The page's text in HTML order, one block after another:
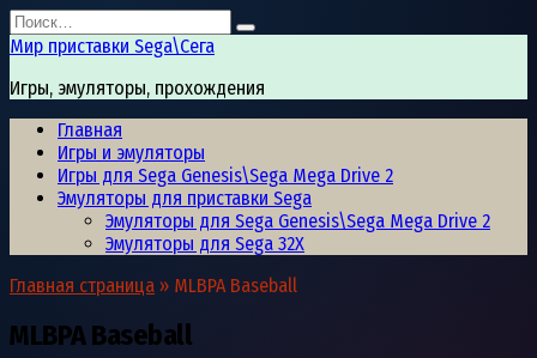
Перейти
к
содержанию
Search
for:
Мир приставки Sega\Сега
Игры, эмуляторы, прохождения
Главная
Игры и эмуляторы
Игры для Sega Genesis\Sega Mega Drive 2
Эмуляторы для приставки Sega
Эмуляторы для Sega Genesis\Sega Mega Drive 2
Эмуляторы для Sega 32X
Главная страница » MLBPA Baseball
MLBPA Baseball